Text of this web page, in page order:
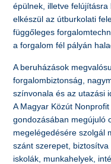
épülnek, illetve
elkészül az útburkolati
függőleges
a forgalom fél pályán
A beruházások
forgalombiztonság,
színvonala és az utazási
A Magyar Közút
gondozásában megújuló
megelégedésére szolgál
szánt szerepet,
iskolák, munkahelyek,